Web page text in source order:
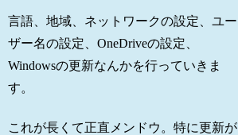
言語、地域、ネットワークの設定、ユー
ザー名の設定、OneDriveの設定、
Windowsの更新なんかを行っていきま
す。
これが長くて正直メンドウ。特に更新が